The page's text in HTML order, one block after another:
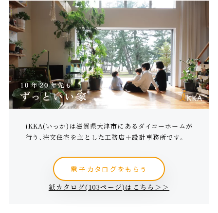
iKKA(いっか)は滋賀県大津市にあるダイコーホームが
行う、注文住宅を主とした工務店＋設計事務所です。
電子カタログをもらう
紙カタログ(103ページ)はこちら＞＞